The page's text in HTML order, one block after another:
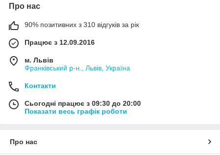
Про нас
90% позитивних з 310 відгуків за рік
Працює з 12.09.2016
м. Львів
Франківський р-н., Львів, Україна
Контакти
Сьогодні працює з 09:30 до 20:00
Показати весь графік роботи
Про нас